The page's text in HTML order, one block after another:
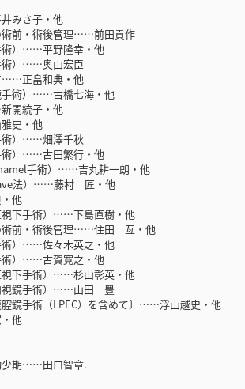
みさ子・他
術前・術後管理……前田貢作
術）……平野隆幸・他
術）……奥山宏臣
……正畠和典・他
手術）……古橋七海・他
開統子・他
史・他
術）……畑澤千秋
術）……古田繁行・他
手術）……吉丸耕一朗・他
法）……藤村 匠・他
他
視下手術）……下島直樹・他
術前・術後管理……住田 亙・他
術）……佐々木英之・他
術）……古賀寛之・他
視下手術）……杉山彰英・他
視鏡手術）……山田 豊
鏡手術（LPEC）を含めて〕……浮山越史・他
他
少期……田口智章.